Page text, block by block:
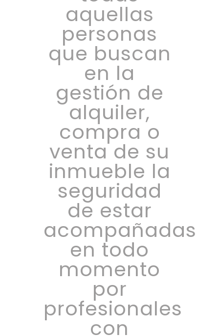
aquellas
personas
que buscan
en la
gestión de
alquiler,
compra o
venta de su
inmueble la
seguridad
de estar
acompañadas
en todo
momento
por
profesionales
con